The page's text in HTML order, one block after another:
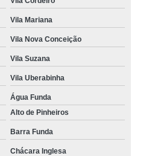
Vila Mariana
Vila Nova Conceição
Vila Suzana
Vila Uberabinha
Água Funda
Alto de Pinheiros
Barra Funda
Chácara Inglesa